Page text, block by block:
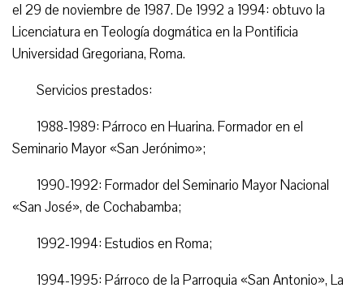
el 29 de noviembre de 1987. De 1992 a 1994: obtuvo la
Licenciatura en Teología dogmática en la Pontificia
Universidad Gregoriana, Roma.
Servicios prestados:
1988-1989: Párroco en Huarina. Formador en el
Seminario Mayor «San Jerónimo»;
1990-1992: Formador del Seminario Mayor Nacional
«San José», de Co­chabamba;
1992-1994: Estudios en Roma;
1994-1995: Párroco de la Parroquia «San Antonio», La